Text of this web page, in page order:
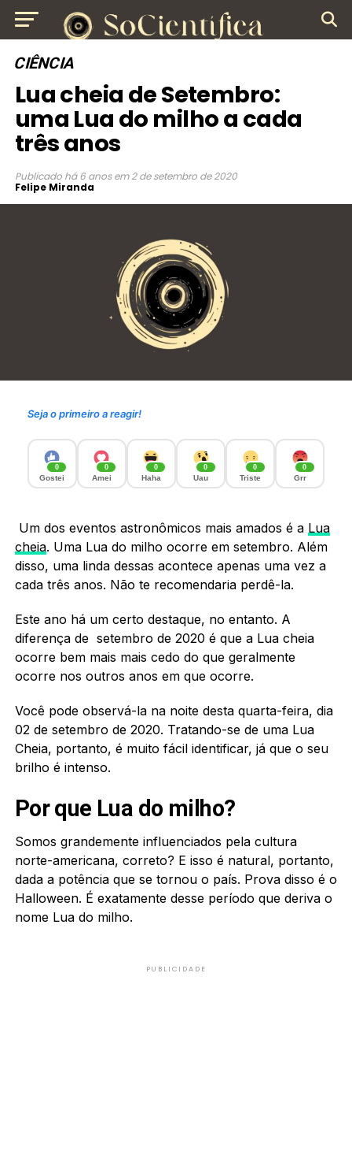
CIÊNCIA
Lua cheia de Setembro:
uma Lua do milho a cada
três anos
Publicado há 6 anos em 2 de setembro de 2020
Felipe Miranda
Seja o primeiro a reagir!
0
Gostei
0
Amei
0
Haha
0
Uau
0
Triste
0
Grr
Um dos eventos astronômicos mais amados é a Lua
cheia. Uma Lua do milho ocorre em setembro. Além
disso, uma linda dessas acontece apenas uma vez a
cada três anos. Não te recomendaria perdê-la.
Este ano há um certo destaque, no entanto. A
diferença de setembro de 2020 é que a Lua cheia
ocorre bem mais mais cedo do que geralmente
ocorre nos outros anos em que ocorre.
Você pode observá-la na noite desta quarta-feira, dia
02 de setembro de 2020. Tratando-se de uma Lua
Cheia, portanto, é muito fácil identificar, já que o seu
brilho é intenso.
Por que Lua do milho?
Somos grandemente influenciados pela cultura
norte-americana, correto? E isso é natural, portanto,
dada a potência que se tornou o país. Prova disso é o
Halloween. É exatamente desse período que deriva o
nome Lua do milho.
PUBLICIDADE